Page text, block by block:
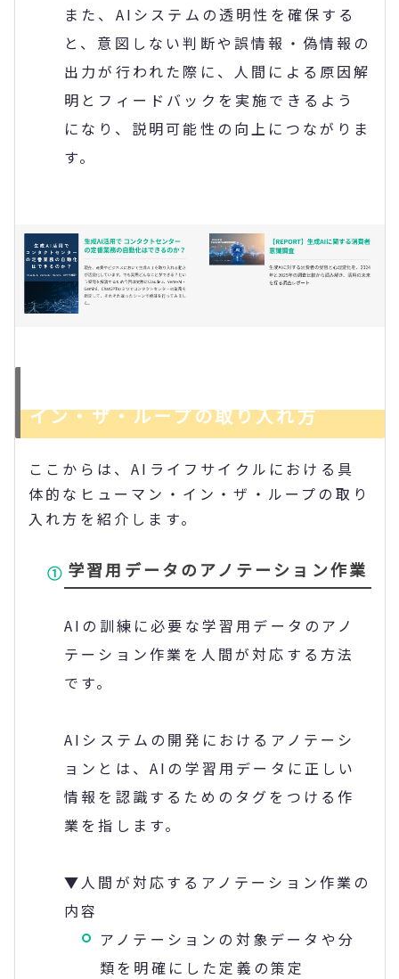
また、AIシステムの透明性を確保する
と、意図しない判断や誤情報・偽情報の
出力が行われた際に、人間による原因解
明とフィードバックを実施できるよう
になり、説明可能性の向上につながりま
す。
イン・ザ・ループの取り入れ方
ここからは、AIライフサイクルにおける具
体的なヒューマン・イン・ザ・ループの取り
入れ方を紹介します。
学習用データのアノテーション作業
AIの訓練に必要な学習用データのアノ
テーション作業を人間が対応する方法
です。
AIシステムの開発におけるアノテーシ
ョンとは、AIの学習用データに正しい
情報を認識するためのタグをつける作
業を指します。
▼人間が対応するアノテーション作業の
内容
アノテーションの対象データや分
類を明確にした定義の策定